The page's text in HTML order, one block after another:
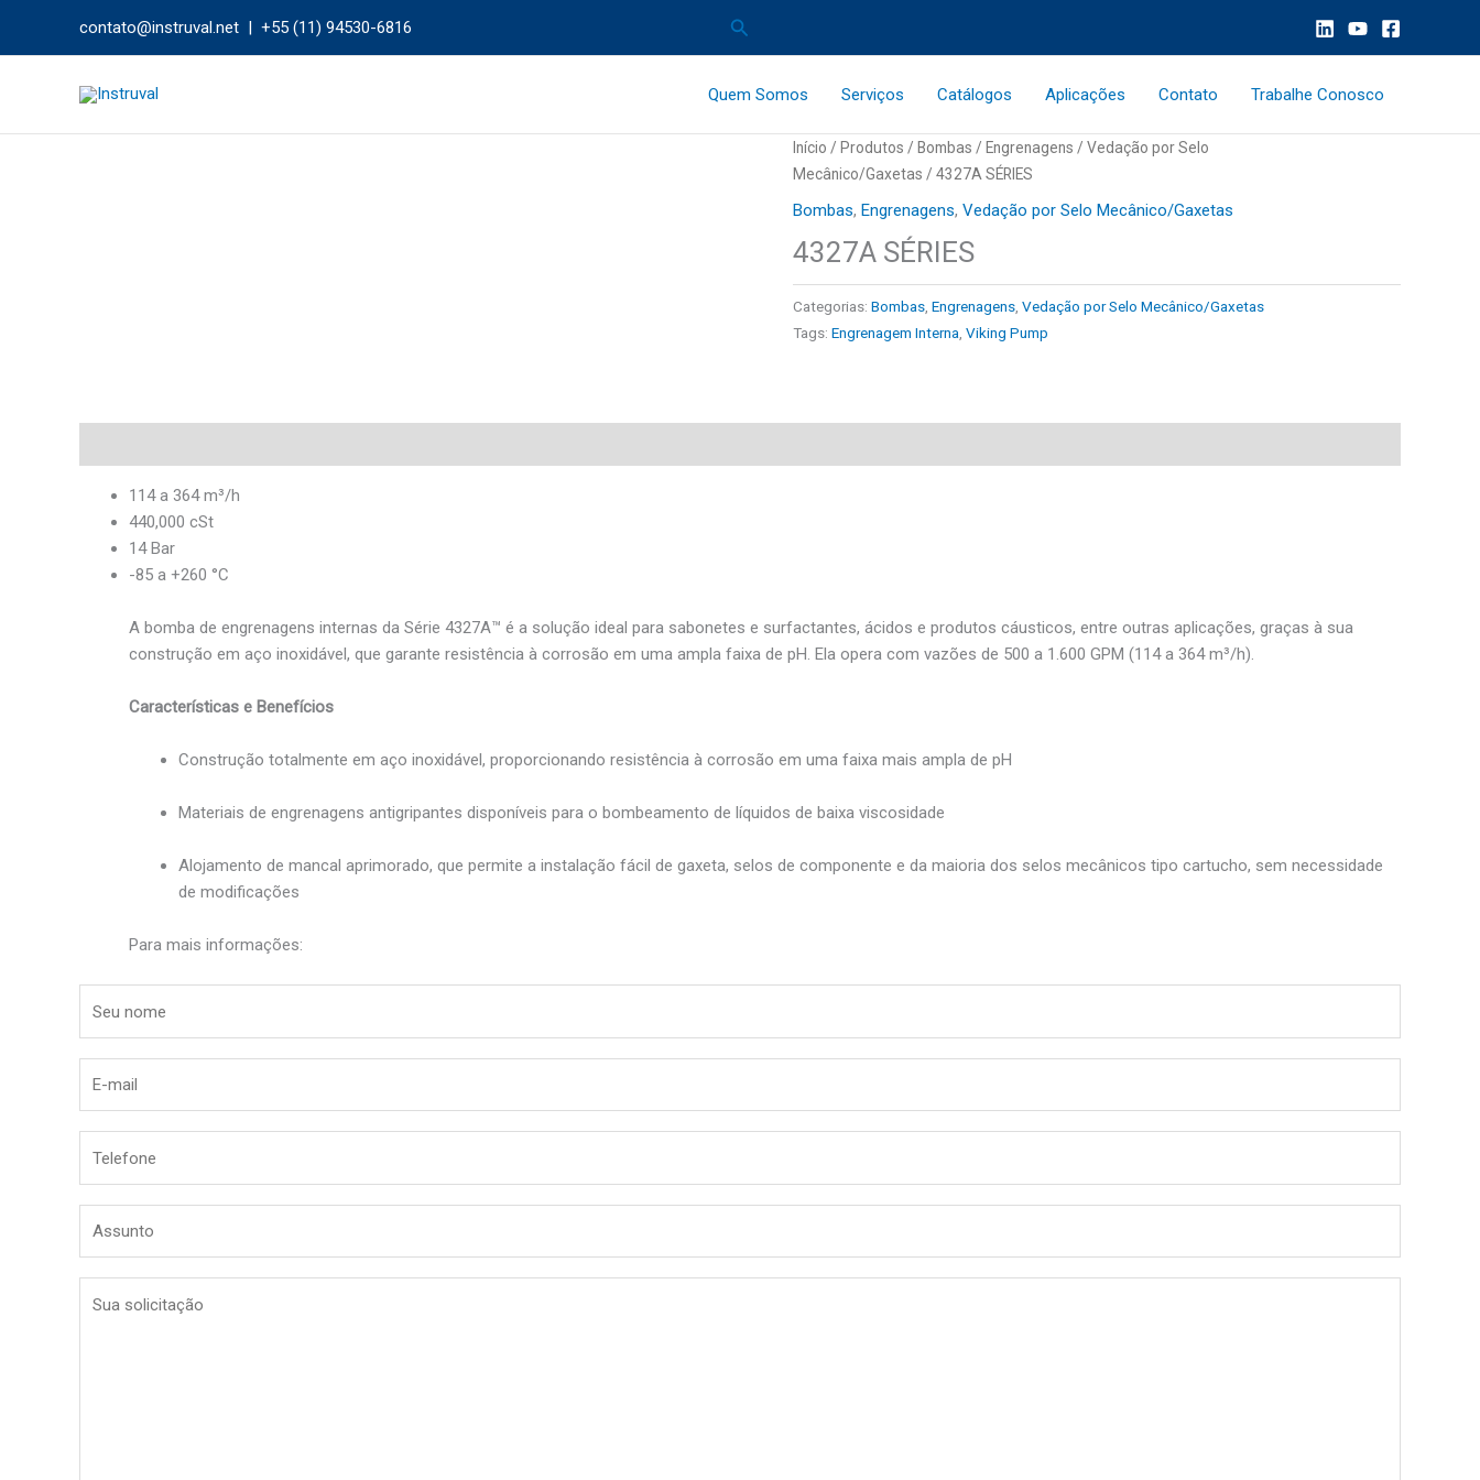
contato@instruval.net | +55 (11) 94530-6816 Pesquisar
Quem Somos Serviços Catálogos Aplicações Contato Trabalhe Conosco
Início / Produtos / Bombas / Engrenagens / Vedação por Selo
Mecânico/Gaxetas / 4327A SÉRIES
Bombas, Engrenagens, Vedação por Selo Mecânico/Gaxetas
4327A SÉRIES
Categorias: Bombas Engrenagens Vedação por Selo Mecânico/Gaxetas
Tags: Engrenagem Interna Viking Pump
114 a 364 m³/h
440,000 cSt
14 Bar
-85 a +260 °C
A bomba de engrenagens internas da Série 4327A™ é a solução ideal para sabonetes e surfactantes, ácidos e produtos cáusticos, entre outras aplicações, graças à sua
construção em aço inoxidável, que garante resistência à corrosão em uma ampla faixa de pH. Ela opera com vazões de 500 a 1.600 GPM (114 a 364 m³/h).
Características e Benefícios
Construção totalmente em aço inoxidável, proporcionando resistência à corrosão em uma faixa mais ampla de pH
Materiais de engrenagens antigripantes disponíveis para o bombeamento de líquidos de baixa viscosidade
Alojamento de mancal aprimorado, que permite a instalação fácil de gaxeta, selos de componente e da maioria dos selos mecânicos tipo cartucho, sem necessidade
de modificações
Para mais informações: